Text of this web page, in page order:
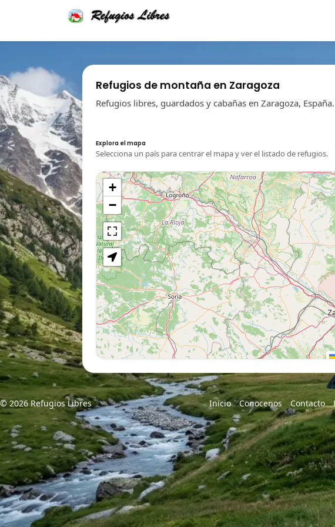
Refugios de montaña en Zaragoza
Refugios libres, guardados y cabañas en Zaragoza, España.
Explora el mapa
Selecciona un país para centrar el mapa y ver el listado de refugios.
+
−
© 2026 Refugios Libres Inicio Conocenos Contacto